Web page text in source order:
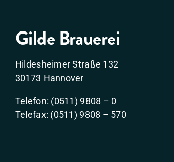
Gilde Brauerei
Hildesheimer Straße 132
30173 Hannover
Telefon: (0511) 9808 – 0
Telefax: (0511) 9808 – 570